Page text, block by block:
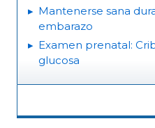
Mantenerse sana
embarazo
Examen prenatal:
glucosa